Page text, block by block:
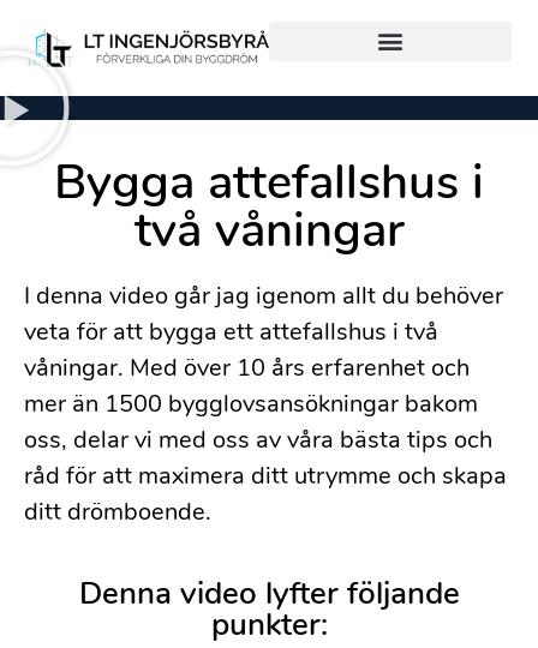
Bygga attefallshus i
två våningar
I denna video går jag igenom allt du behöver
veta för att bygga ett attefallshus i två
våningar. Med över 10 års erfarenhet och
mer än 1500 bygglovsansökningar bakom
oss, delar vi med oss av våra bästa tips och
råd för att maximera ditt utrymme och skapa
ditt drömboende.
Denna video lyfter följande
punkter: